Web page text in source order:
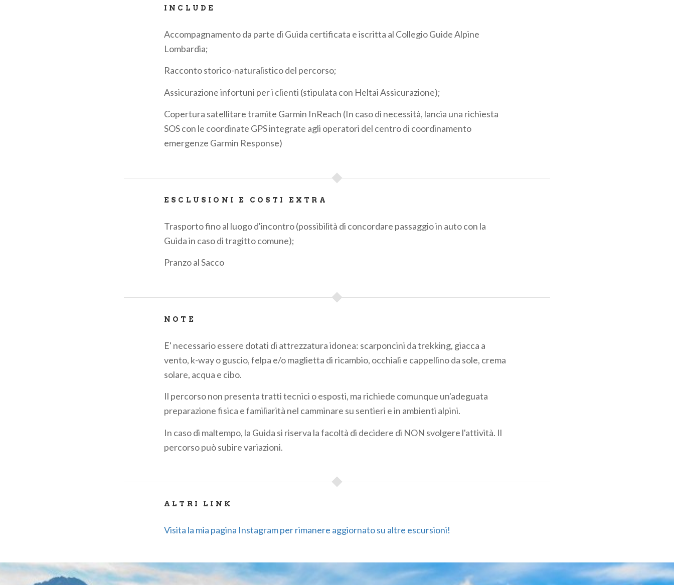
INCLUDE
Accompagnamento da parte di Guida certificata e iscritta al Collegio Guide Alpine
Lombardia;
Racconto storico-naturalistico del percorso;
Assicurazione infortuni per i clienti (stipulata con Heltai Assicurazione);
Copertura satellitare tramite Garmin InReach (In caso di necessità, lancia una richiesta
SOS con le coordinate GPS integrate agli operatori del centro di coordinamento
emergenze Garmin Response)
ESCLUSIONI E COSTI EXTRA
Trasporto fino al luogo d'incontro (possibilità di concordare passaggio in auto con la
Guida in caso di tragitto comune);
Pranzo al Sacco
NOTE
E' necessario essere dotati di attrezzatura idonea: scarponcini da trekking, giacca a
vento, k-way o guscio, felpa e/o maglietta di ricambio, occhiali e cappellino da sole, crema
solare, acqua e cibo.
Il percorso non presenta tratti tecnici o esposti, ma richiede comunque un'adeguata
preparazione fisica e familiarità nel camminare su sentieri e in ambienti alpini.
In caso di maltempo, la Guida si riserva la facoltà di decidere di NON svolgere l'attività. Il
percorso può subire variazioni.
ALTRI LINK
Visita la mia pagina Instagram per rimanere aggiornato su altre escursioni!